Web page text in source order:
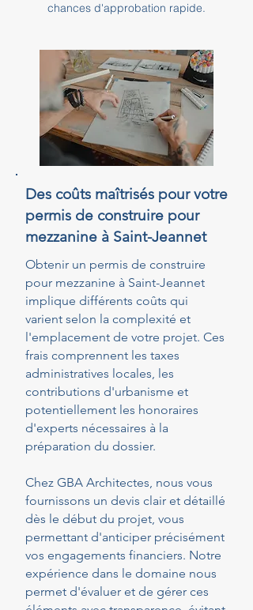
chances d'approbation rapide.
Des coûts maîtrisés pour votre
permis de construire pour
mezzanine à Saint-Jeannet
Obtenir un permis de construire
pour mezzanine à Saint-Jeannet
implique différents coûts qui
varient selon la complexité et
l'emplacement de votre projet. Ces
frais comprennent les taxes
administratives locales, les
contributions d'urbanisme et
potentiellement les honoraires
d'experts nécessaires à la
préparation du dossier.
Chez GBA Architectes, nous vous
fournissons un devis clair et détaillé
dès le début du projet, vous
permettant d'anticiper précisément
vos engagements financiers. Notre
expérience dans le domaine nous
permet d'évaluer et de gérer ces